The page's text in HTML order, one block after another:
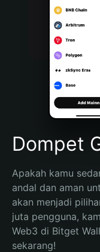
Português (Portugal)
Bahasa Indonesia
Português (Brasil)
Español (Argentina)
Dompet
Apakah kamu
andal dan aman
akan menjadi
juta pengguna,
Web3 di Bitget
sekarang!